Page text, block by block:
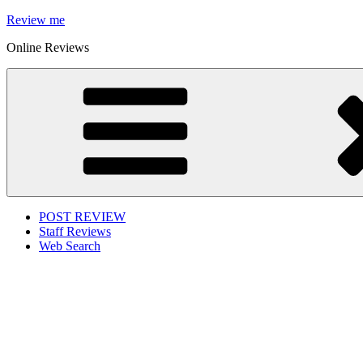
Skip
content
Review me
Online Reviews
POST REVIEW
Staff Reviews
Web Search